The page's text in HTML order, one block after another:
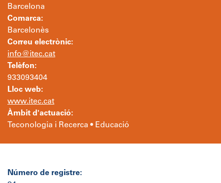
Barcelona
Comarca:
Barcelonès
Correu electrònic:
info@itec.cat
Telèfon:
933093404
Lloc web:
www.itec.cat
Àmbit d'actuació:
Teconologia i Recerca • Educació
Número de registre: